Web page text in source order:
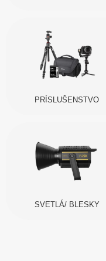
PRÍSLUŠENSTVO
SVETLÁ/ BLESKY